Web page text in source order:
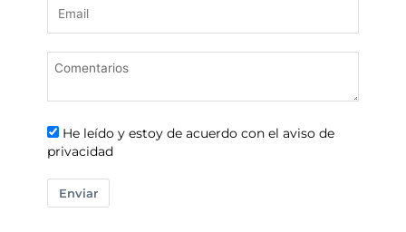
He leído y estoy de acuerdo con el aviso de
privacidad
Enviar